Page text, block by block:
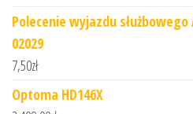
Polecenie wyjazdu służbowego
02029
7,50zł
Optoma HD146X